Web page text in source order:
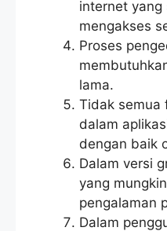
internet
mengakses
Proses
lama.
Tidak semua
dalam
dengan baik
Dalam versi
yang
pengalaman
Dalam